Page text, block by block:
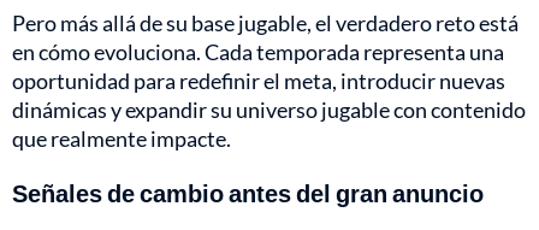
Pero más allá de su base jugable, el verdadero reto está
en cómo evoluciona. Cada temporada representa una
oportunidad para redefinir el meta, introducir nuevas
dinámicas y expandir su universo jugable con contenido
que realmente impacte.
Señales de cambio antes del gran anuncio